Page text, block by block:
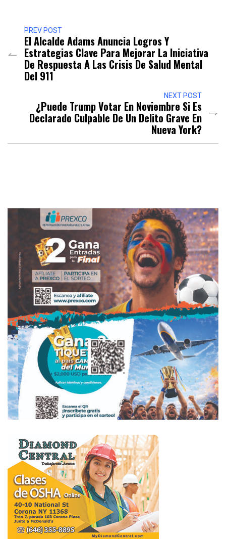
PREV POST
El Alcalde Adams Anuncia Logros Y
Estrategias Clave Para Mejorar La Iniciativa
De Respuesta A Las Crisis De Salud Mental
Del 911
NEXT POST
¿Puede Trump Votar En Noviembre Si Es
Declarado Culpable De Un Delito Grave En
Nueva York?